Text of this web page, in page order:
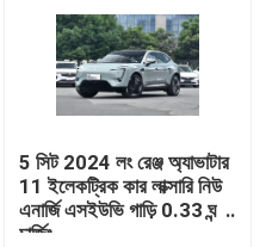
5 সিট 2024 লং রেঞ্জ অ্যাভাটার
11 ইলেকট্রিক কার লাক্সারি নিউ
এনার্জি এসইউভি গাড়ি 0.33 ঘন্টা
চার্জিং